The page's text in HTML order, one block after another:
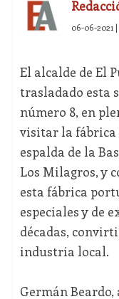
06-06-2021 |
El alcalde de El
trasladado esta
número 8, en
visitar la fábrica
espalda de la
Los Milagros, y
esta fábrica
especiales y de
décadas,
industria local.
Germán